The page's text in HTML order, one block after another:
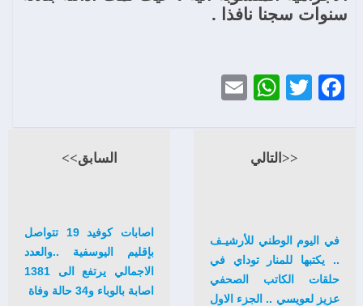
سنوات سجنا نافذا .
Facebook
Twitter
WhatsApp
السابق>>
اصابات كوفيد 19 تتواصل
بإقليم اليوسفية ..والعدد
الاجمالي يرتفع الى 1381
اصابة بالوباء و34 حالة وفاة
<<التالي
في اليوم الوطني للأرشيـف
.. يكتبها للمنار توداي في
حلقات الكاتب الصحفي
عزيز لعويسي .. الجزء الاول